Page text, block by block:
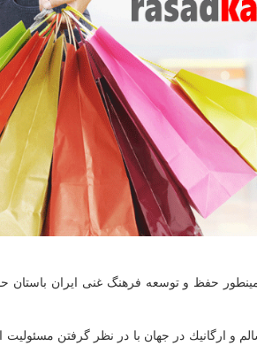
حفظ و توسعه فرهنگ غنی ایران باستان
و ارگانیك در جهان با در نظر گرفتن مسئولیت